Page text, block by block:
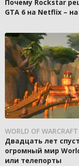
Почему Rockstar
GTA 6 на Netflix –
WORLD OF WARCRAFT
Двадцать лет
огромный мир
или телепорты